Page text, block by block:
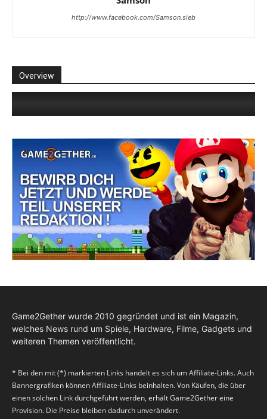
http://www.facebook.com/Samson.sieb
Overview
Game2Gether wurde 2010 gegründet und ist ein Magazin,
welches News rund um Spiele, Hardware, Filme, Gadgets und
weiteren Themen veröffentlicht.
* Bei den mit (*) markierten Links handelt es sich um Affiliate-Links. Auch
Bannergrafiken können Affiliate-Links beinhalten. Von Käufen, die über
einen solchen Link durchgeführt werden, erhält Game2Gether eine
Provision. Die Preise bleiben dadurch unverändert.